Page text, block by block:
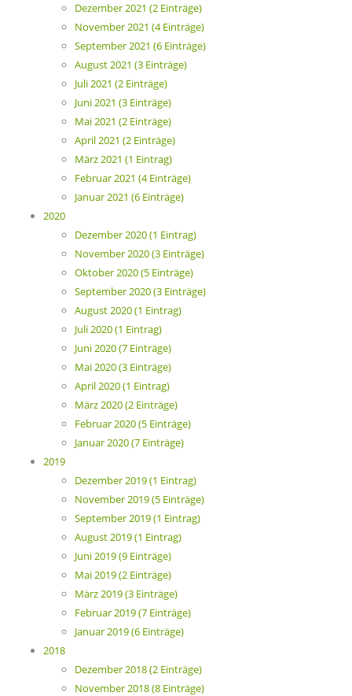
Dezember 2021 (2 Einträge)
November 2021 (4 Einträge)
September 2021 (6 Einträge)
August 2021 (3 Einträge)
Juli 2021 (2 Einträge)
Juni 2021 (3 Einträge)
Mai 2021 (2 Einträge)
April 2021 (2 Einträge)
März 2021 (1 Eintrag)
Februar 2021 (4 Einträge)
Januar 2021 (6 Einträge)
2020
Dezember 2020 (1 Eintrag)
November 2020 (3 Einträge)
Oktober 2020 (5 Einträge)
September 2020 (3 Einträge)
August 2020 (1 Eintrag)
Juli 2020 (1 Eintrag)
Juni 2020 (7 Einträge)
Mai 2020 (3 Einträge)
April 2020 (1 Eintrag)
März 2020 (2 Einträge)
Februar 2020 (5 Einträge)
Januar 2020 (7 Einträge)
2019
Dezember 2019 (1 Eintrag)
November 2019 (5 Einträge)
September 2019 (1 Eintrag)
August 2019 (1 Eintrag)
Juni 2019 (9 Einträge)
Mai 2019 (2 Einträge)
März 2019 (3 Einträge)
Februar 2019 (7 Einträge)
Januar 2019 (6 Einträge)
2018
Dezember 2018 (2 Einträge)
November 2018 (8 Einträge)